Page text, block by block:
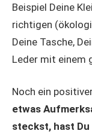
Beispiel Deine
richtigen
Deine Tasche,
Leder mit einem
Noch ein
etwas
steckst, hast